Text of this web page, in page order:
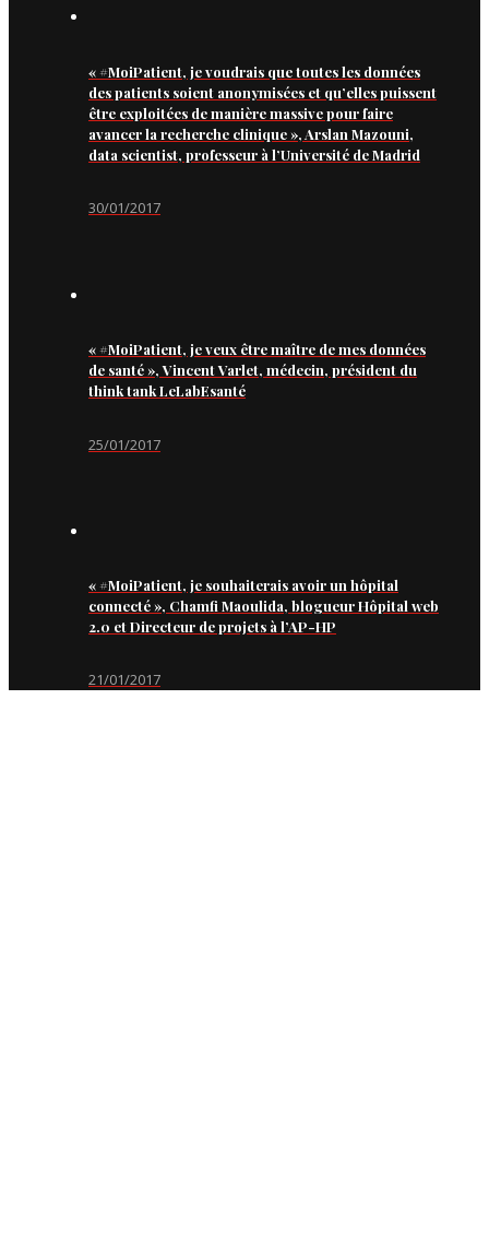
« #MoiPatient, je voudrais que toutes les données
des patients soient anonymisées et qu’elles puissent
être exploitées de manière massive pour faire
avancer la recherche clinique », Arslan Mazouni,
data scientist, professeur à l’Université de Madrid
30/01/2017
« #MoiPatient, je veux être maître de mes données
de santé », Vincent Varlet, médecin, président du
think tank LeLabEsanté
25/01/2017
« #MoiPatient, je souhaiterais avoir un hôpital
connecté », Chamfi Maoulida, blogueur Hôpital web
2.0 et Directeur de projets à l’AP-HP
21/01/2017